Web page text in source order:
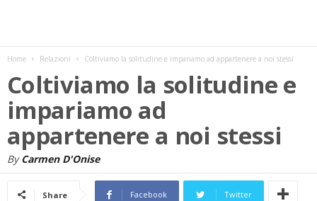
Home Relazioni Coltiviamo la solitudine e impariamo ad appartenere a noi stessi
Coltiviamo la solitudine e
impariamo ad
appartenere a noi stessi
By Carmen D'Onise
Share Facebook Twitter